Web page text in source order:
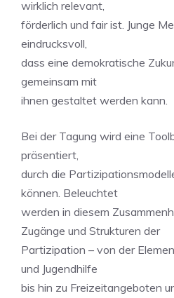
wirklich relevant,
förderlich und fair ist. Junge
eindrucksvoll,
dass eine demokratische
gemeinsam mit
ihnen gestaltet werden kann.
Bei der Tagung wird eine
präsentiert,
durch die
können. Beleuchtet
werden in diesem
Zugänge und Strukturen der
Partizipation – von der
und Jugendhilfe
bis hin zu Freizeitangeboten